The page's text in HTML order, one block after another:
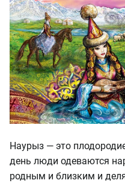
Наурыз — это
день люди одеваются
родным и близким и